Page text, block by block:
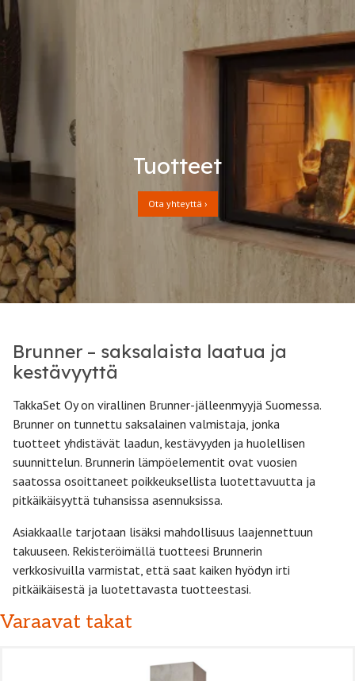
Tuotteet
Ota yhteyttä ›
Brunner – saksalaista laatua ja
kestävyyttä
TakkaSet Oy on virallinen Brunner-jälleenmyyjä Suomessa.
Brunner on tunnettu saksalainen valmistaja, jonka
tuotteet yhdistävät laadun, kestävyyden ja huolellisen
suunnittelun. Brunnerin lämpöelementit ovat vuosien
saatossa osoittaneet poikkeuksellista luotettavuutta ja
pitkäikäisyyttä tuhansissa asennuksissa.
Asiakkaalle tarjotaan lisäksi mahdollisuus laajennettuun
takuuseen. Rekisteröimällä tuotteesi Brunnerin
verkkosivuilla varmistat, että saat kaiken hyödyn irti
pitkäikäisestä ja luotettavasta tuotteestasi.
Varaavat takat